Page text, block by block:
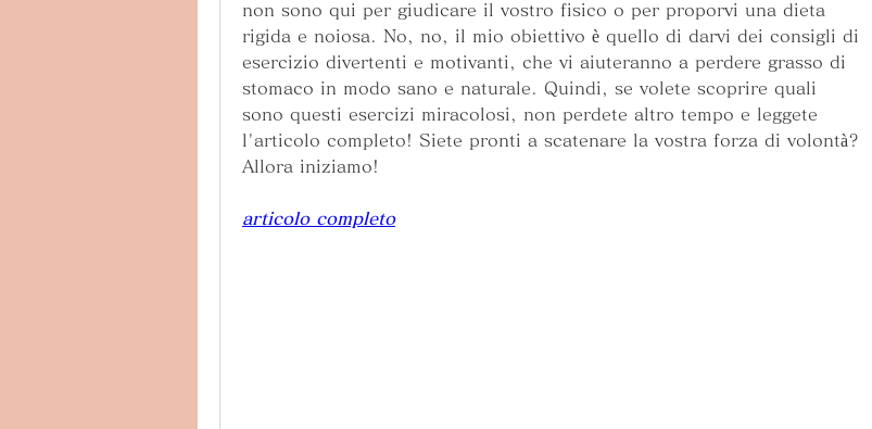
non sono qui per giudicare il vostro fisico o per proporvi una dieta
rigida e noiosa. No, no, il mio obiettivo è quello di darvi dei consigli di
esercizio divertenti e motivanti, che vi aiuteranno a perdere grasso di
stomaco in modo sano e naturale. Quindi, se volete scoprire quali
sono questi esercizi miracolosi, non perdete altro tempo e leggete
l'articolo completo! Siete pronti a scatenare la vostra forza di volontà?
Allora iniziamo!
articolo completo